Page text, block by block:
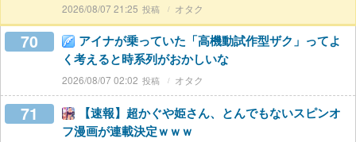
2026/08/07 21:25 オタク
70
アイナが乗っていた「高機動試作型ザク」ってよ
く考えると時系列がおかしいな
2026/08/07 02:02 オタク
71
【速報】超かぐや姫さん、とんでもないスピンオ
フ漫画が連載決定ｗｗｗ